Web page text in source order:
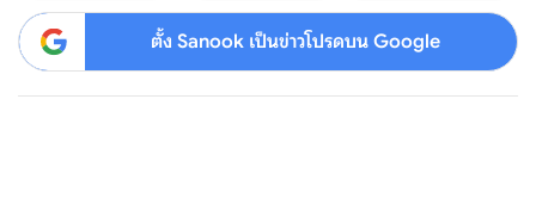
ตั้ง Sanook เป็นข่าวโปรดบน Google